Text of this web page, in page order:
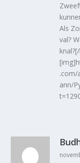
Als
val?
.com/
ann/